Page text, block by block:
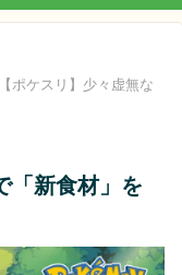
【ポケスリ】少々虚無な
「新食材」を